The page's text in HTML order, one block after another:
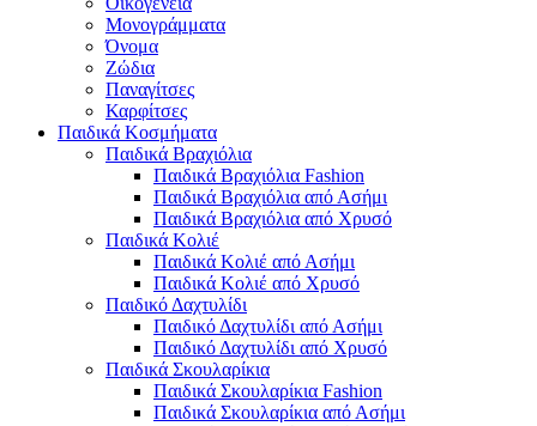
Μονογράμματα
Όνομα
Ζώδια
Παναγίτσες
Καρφίτσες
Παιδικά Κοσμήματα
Παιδικά Βραχιόλια
Παιδικά Βραχιόλια Fashion
Παιδικά Βραχιόλια από Ασήμι
Παιδικά Βραχιόλια από Χρυσό
Παιδικά Κολιέ
Παιδικά Κολιέ από Ασήμι
Παιδικά Κολιέ από Χρυσό
Παιδικό Δαχτυλίδι
Παιδικό Δαχτυλίδι από Ασήμι
Παιδικό Δαχτυλίδι από Χρυσό
Παιδικά Σκουλαρίκια
Παιδικά Σκουλαρίκια Fashion
Παιδικά Σκουλαρίκια από Ασήμι